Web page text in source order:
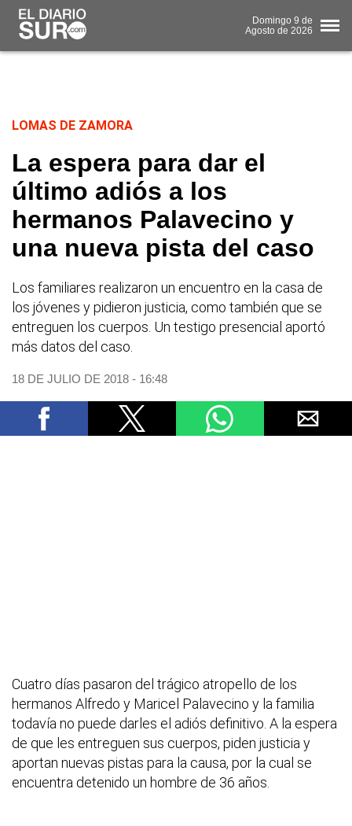
Domingo 9 de
Agosto de 2026
LOMAS DE ZAMORA
La espera para dar el
último adiós a los
hermanos Palavecino y
una nueva pista del caso
Los familiares realizaron un encuentro en la casa de
los jóvenes y pidieron justicia, como también que se
entreguen los cuerpos. Un testigo presencial aportó
más datos del caso.
18 DE JULIO DE 2018 - 16:48
Cuatro días pasaron del trágico atropello de los
hermanos Alfredo y Maricel Palavecino y la familia
todavía no puede darles el adiós definitivo. A la espera
de que les entreguen sus cuerpos, piden justicia y
aportan nuevas pistas para la causa, por la cual se
encuentra detenido un hombre de 36 años.